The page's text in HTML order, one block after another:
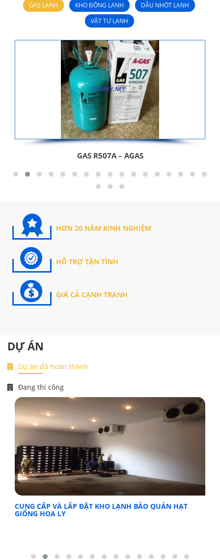
GAS LẠNH KHO ĐÔNG LẠNH
DẦU NHỚT LẠNH
VẬT TƯ LẠNH
GAS R507A – AGAS
HƠN 20 NĂM KINH NGHIỆM
HỖ TRỢ TẬN TÌNH
GIÁ CẢ CẠNH TRANH
DỰ ÁN
Dự án đã hoàn thành
Đang thi công
CUNG CẤP VÀ LẮP ĐẶT KHO LẠNH BẢO QUẢN HẠT
GIỐNG HOA LY